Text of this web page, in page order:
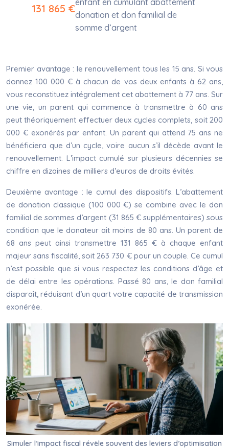
131 865 €donation et don familial de
somme d’argent
Premier avantage : le renouvellement tous les 15 ans. Si vous
donnez 100 000 € à chacun de vos deux enfants à 62 ans,
vous reconstituez intégralement cet abattement à 77 ans. Sur
une vie, un parent qui commence à transmettre à 60 ans
peut théoriquement effectuer deux cycles complets, soit 200
000 € exonérés par enfant. Un parent qui attend 75 ans ne
bénéficiera que d’un cycle, voire aucun s’il décède avant le
renouvellement. L’impact cumulé sur plusieurs décennies se
chiffre en dizaines de milliers d’euros de droits évités.
Deuxième avantage : le cumul des dispositifs. L’abattement
de donation classique (100 000 €) se combine avec le don
familial de sommes d’argent (31 865 € supplémentaires) sous
condition que le donateur ait moins de 80 ans. Un parent de
68 ans peut ainsi transmettre 131 865 € à chaque enfant
majeur sans fiscalité, soit 263 730 € pour un couple. Ce cumul
n’est possible que si vous respectez les conditions d’âge et
de délai entre les opérations. Passé 80 ans, le don familial
disparaît, réduisant d’un quart votre capacité de transmission
exonérée.
Simuler l’impact fiscal révèle souvent des leviers d’optimisation